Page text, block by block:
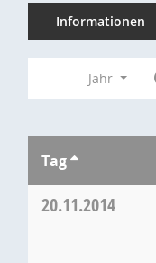
Informationen
Jahr
Tag
20.11.2014